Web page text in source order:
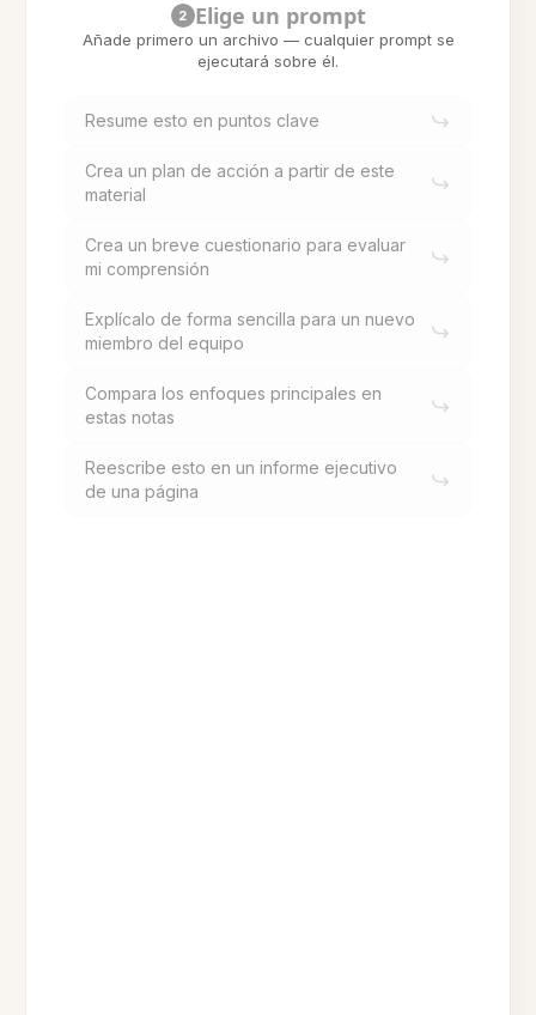
2 Elige un prompt
Añade primero un archivo — cualquier prompt se
ejecutará sobre él.
Resume esto en puntos clave
Crea un plan de acción a partir de este
material
Crea un breve cuestionario para evaluar
mi comprensión
Explícalo de forma sencilla para un nuevo
miembro del equipo
Compara los enfoques principales en
estas notas
Reescribe esto en un informe ejecutivo
de una página